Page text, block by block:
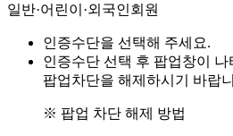
일반·어린이·외국인회원
인증수단을 선택해 주세요.
인증수단 선택 후 팝업창이
팝업차단을 해제하시기 바랍
※ 팝업 차단 해제 방법